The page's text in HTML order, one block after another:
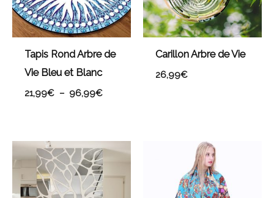
Tapis Rond Arbre de
Vie Bleu et Blanc
21,99€ – 96,99€
Carillon Arbre de Vie
26,99€
Plage
71,99€